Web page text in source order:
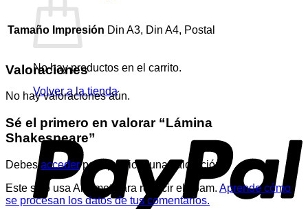
No hay productos en el carrito.
Volver a la tienda
Tamaño Impresión Din A3, Din A4, Postal
Valoraciones
No hay valoraciones aún.
Sé el primero en valorar “Lámina
Shakespeare”
Debesaccederpara publicar una valoración.
Este sitio usa Akismet para reducir el spam. Aprende cómo
se procesan los datos de tus comentarios.